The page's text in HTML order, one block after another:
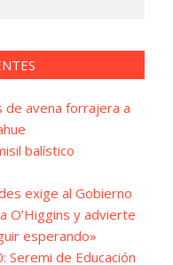
de avena forrajera a
balístico
exige al Gobierno
O’Higgins y advierte
esperando»
Seremi de Educación